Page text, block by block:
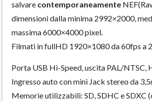
salvare contemporaneamente
dimensioni dalla minima 2992×2000,
massima 6000×4000 pixel.
Filmati in fullHD 1920×1080 da 60fps a
Porta USB Hi-Speed, uscita PAL/NTSC,
Ingresso auto con mini Jack stereo da
Memorie utilizzabili: SD, SDHC e SDXC